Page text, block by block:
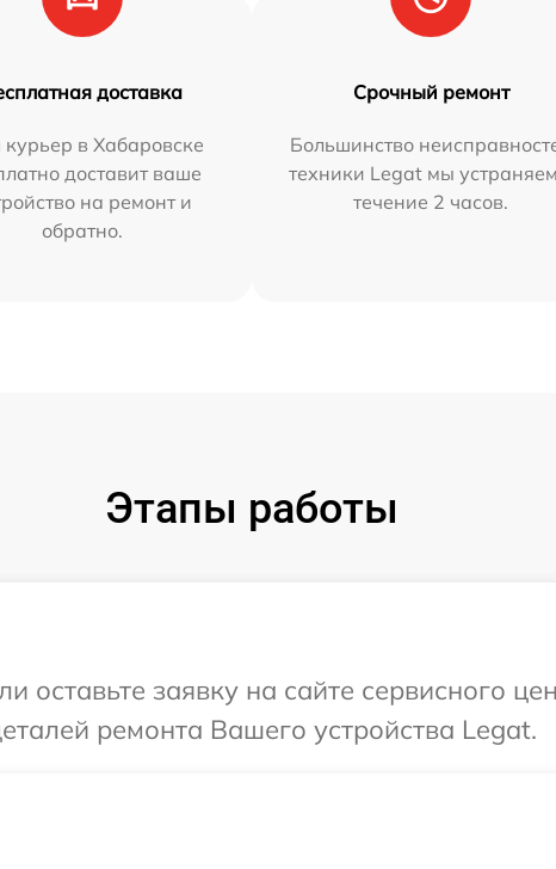
доставка
в Хабаровске
доставит ваше
на ремонт и
обратно.
Срочный ремонт
Большинство
техники Legat мы
течение 2 часов.
Этапы работы
оставьте заявку на сайте сервисного
ремонта Вашего устройства Legat.